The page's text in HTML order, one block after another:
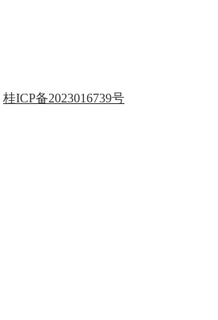
桂ICP备2023016739号